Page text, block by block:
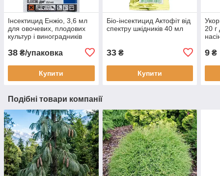
Інсектицид Енжіо, 3,6 мл
для овочевих, плодових
культур і виноградників
38 ₴/упаковка
Купити
Біо-інсектицид Актофіт від
спектру шкідників 40 мл
33₴
Купити
20 г
9 ₴
Подібні товари компанії